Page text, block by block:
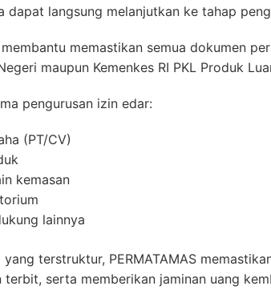
dapat langsung melanjutkan ke tahap
membantu memastikan semua dokumen
maupun Kemenkes RI PKL Produk
pengurusan izin edar:
(PT/CV)
kemasan
lainnya
terstruktur, PERMATAMAS
terbit, serta memberikan jaminan uang